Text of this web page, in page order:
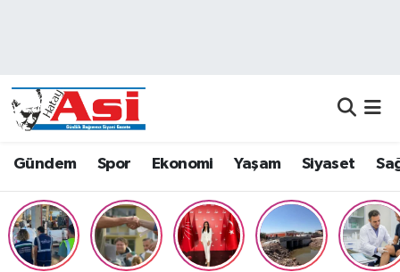
Gündem Spor Ekonomi Yaşam Siyaset
Dünya
Eğitim
Ekonomi
Gündem
Hava Durumu
Namaz Vakitleri
Trafik Durumu
Süper Lig Puan Durumu ve Fikstür